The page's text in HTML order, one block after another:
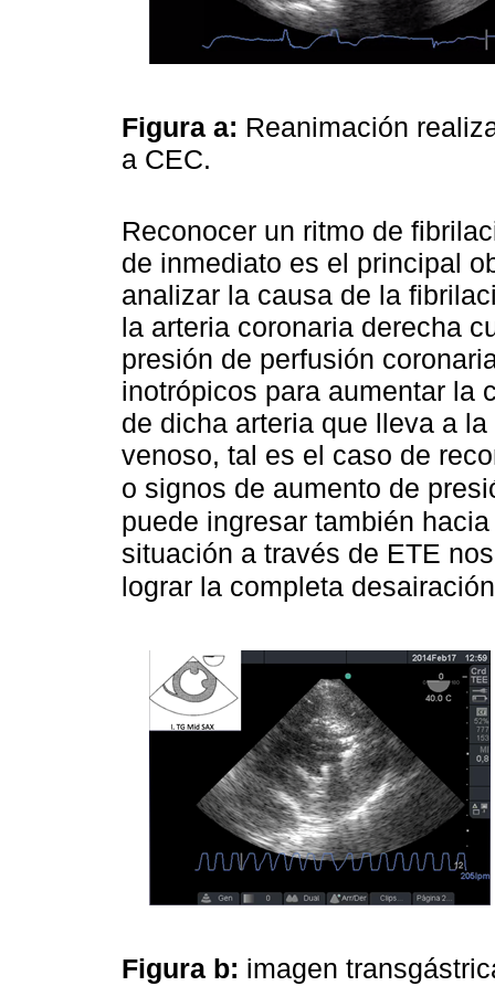
Figura a: Reanimación
a CEC.
Reconocer un ritmo de
de inmediato es el principal
analizar la causa de la
la arteria coronaria derecha
presión de perfusión
inotrópicos para aumentar la
de dicha arteria que lleva a
venoso, tal es el caso de
o signos de aumento de
puede ingresar también
situación a través de ETE
lograr la completa
Figura b: imagen